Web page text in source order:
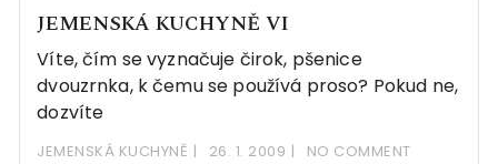
JEMENSKÁ KUCHYNĚ VI
Víte, čím se vyznačuje čirok, pšenice
dvouzrnka, k čemu se používá proso? Pokud ne,
dozvíte
JEMENSKÁ KUCHYNĚ 26. 1. 2009 NO COMMENT